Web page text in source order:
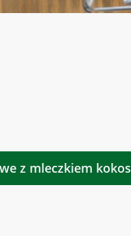
z mleczkiem